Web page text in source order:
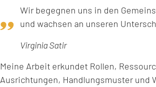
Wir begegnen uns in den
und wachsen an unseren
Virginia Satir
Meine Arbeit erkundet Rollen,
Ausrichtungen, Handlungsmuster und